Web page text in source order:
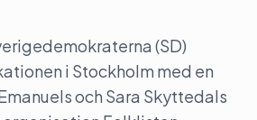
(SD)
i Stockholm med en
och Sara Skyttedals